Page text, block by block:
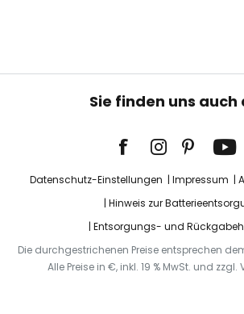
Sie finden uns auch
Datenschutz-Einstellungen Impressum
Hinweis zur
Entsorgungs- und
Die durchgestrichenen Preise entsprechen
Alle Preise in €, inkl. 19 % MwSt. und